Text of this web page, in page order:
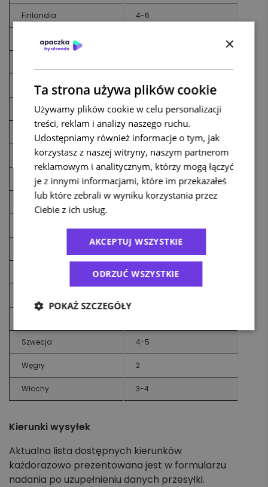
Finlandia 4-6
Francja
Holandia 3
Irlandia 4
Luksemburg 2
Łotwa 2-3
Niemcy 2
3
Szwecja 4-5
Węgry 2
Włochy 3-4
Kierunki wysyłek
Aktualna lista dostępnych kierunków
każdorazowo prezentowana jest w formularzu
nadania po uzupełnieniu danych przesyłki.
×
Ta strona używa plików cookie
Używamy plików cookie w celu personalizacji
treści, reklam i analizy naszego ruchu.
Udostępniamy również informacje o tym, jak
korzystasz z naszej witryny, naszym partnerom
reklamowym i analitycznym, którzy mogą łączyć
je z innymi informacjami, które im przekazałeś
lub które zebrali w wyniku korzystania przez
Ciebie z ich usług.
AKCEPTUJ WSZYSTKIE
ODRZUĆ WSZYSTKIE
POKAŻ SZCZEGÓŁY